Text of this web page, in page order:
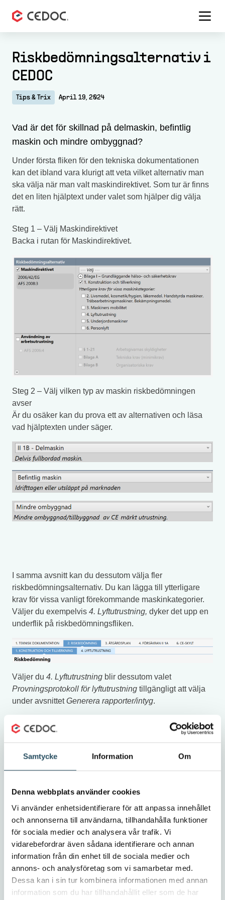
Samtycke Information Om
Denna webbplats använder cookies
Vi använder enhetsidentifierare för att anpassa innehållet
och annonserna till användarna, tillhandahålla funktioner
för sociala medier och analysera vår trafik. Vi
vidarebefordrar även sådana identifierare och annan
information från din enhet till de sociala medier och
annons- och analysföretag som vi samarbetar med.
Dessa kan i sin tur kombinera informationen med annan
information som du har tillhandahållit eller som de har
Riskbedömningsalternativ i
CEDOC
Tips & Trix April 19, 2024
Vad är det för skillnad på delmaskin, befintlig
maskin och mindre ombyggnad?
Under första fliken för den tekniska dokumentationen
kan det ibland vara klurigt att veta vilket alternativ man
ska välja när man valt maskindirektivet. Som tur är finns
det en liten hjälptext under valet som hjälper dig välja
rätt.
Steg 1 – Välj Maskindirektivet
Backa i rutan för Maskindirektivet.
Steg 2 – Välj vilken typ av maskin riskbedömningen
avser
Är du osäker kan du prova ett av alternativen och läsa
vad hjälptexten under säger.
I samma avsnitt kan du dessutom välja fler
riskbedömningsalternativ. Du kan lägga till ytterligare
krav för vissa vanligt förekommande maskinkategorier.
Väljer du exempelvis 4. Lyftutrustning, dyker det upp en
underflik på riskbedömningsfliken.
Väljer du 4. Lyftutrustning blir dessutom valet
Provningsprotokoll förlyftutrustning tillgängligt att välja
under avsnittetGenerera rapporter/intyg.